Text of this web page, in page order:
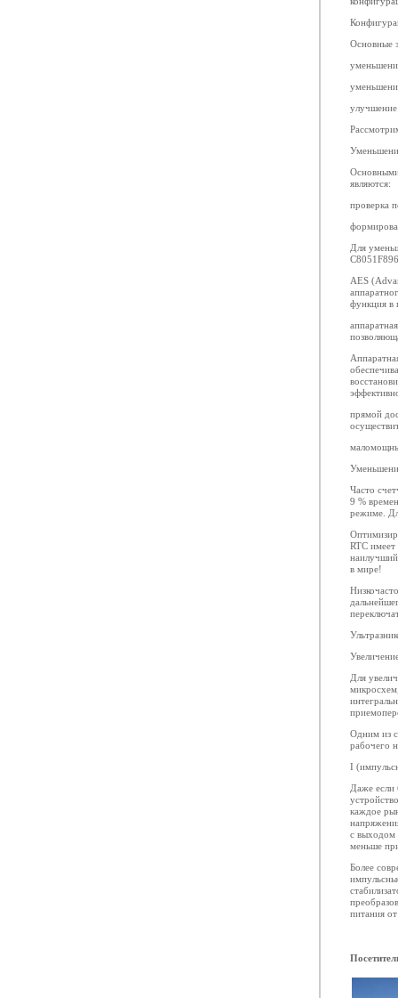
Основные
являются:
проверка
Для
AES
функция в
прямой
Часто
9 %
режиме.
RTC
в мире!
Для
Одним из
рабочего
I
Даже если
каждое
с выходом
меньше
Более
питания